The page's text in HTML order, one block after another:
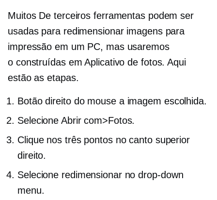
Muitos De terceiros ferramentas podem ser
usadas para redimensionar imagens para
impressão em um PC, mas usaremos
o construídas em Aplicativo de fotos. Aqui
estão as etapas.
Botão direito do mousea imagem escolhida.
Selecione Abrir com>Fotos.
Clique nos três pontos no canto superior
direito.
Selecione redimensionar nodrop-down
menu.